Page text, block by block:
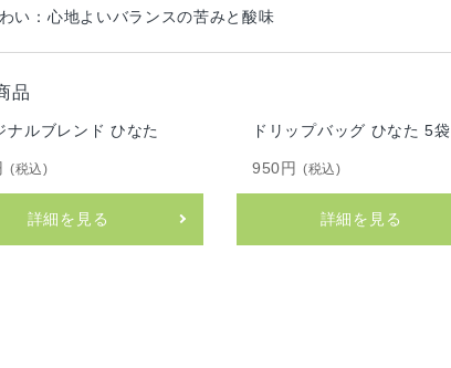
い：心地よいバランスの苦みと酸味
品
ナルブレンド ひなた
(税込)
詳細を見る
ドリップバッグ ひなた 5袋
950円 (税込)
詳細を見る
い：ビター感
品
ナルブレンド つむぎ
(税込)
詳細を見る
ドリップバッグ つむぎ 5袋
950円 (税込)
詳細を見る
ナルブレンド あおば
(税込)
詳細を見る
950円 (税込)
詳細を見る